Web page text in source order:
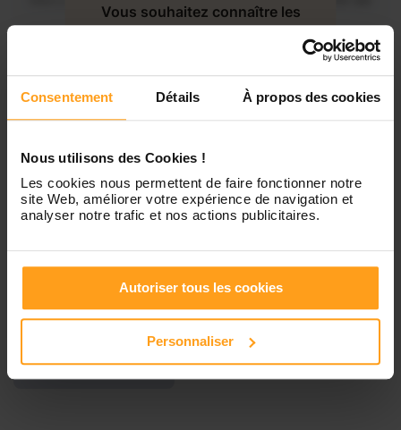
Consentement Détails À propos des cookies
Nous utilisons des Cookies !
Les cookies nous permettent de faire fonctionner notre
site Web, améliorer votre expérience de navigation et
analyser notre trafic et nos actions publicitaires.
Autoriser tous les cookies
Personnaliser
Disponible de 00:00 à 00:00
Dimanche Disponible de 00:00 à 00:00
Vous souhaitez connaître les
Contactez-nous
Services proposés
Garde d’enfants